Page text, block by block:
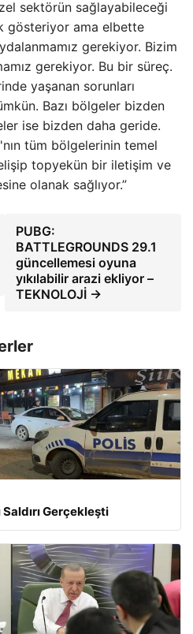
sektörün sağlayabileceği
gösteriyor ama elbette
gerekiyor. Bizim
gerekiyor. Bu bir süreç.
yaşanan sorunları
Bazı bölgeler bizden
ise bizden daha geride.
tüm bölgelerinin temel
topyekün bir iletişim ve
olanak sağlıyor.”
PUBG:
BATTLEGROUNDS 29.1
güncellemesi oyuna
yıkılabilir arazi ekliyor –
TEKNOLOJİ →
Gerçekleşti